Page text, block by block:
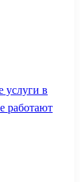
услуги в
работают